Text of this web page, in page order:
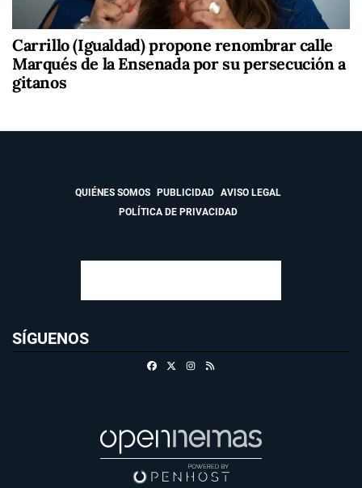
Carrillo (Igualdad) propone renombrar calle
Marqués de la Ensenada por su persecución a
gitanos
QUIÉNES SOMOS PUBLICIDAD
AVISO LEGAL
POLÍTICA DE PRIVACIDAD
SÍGUENOS
FacebookInstagram